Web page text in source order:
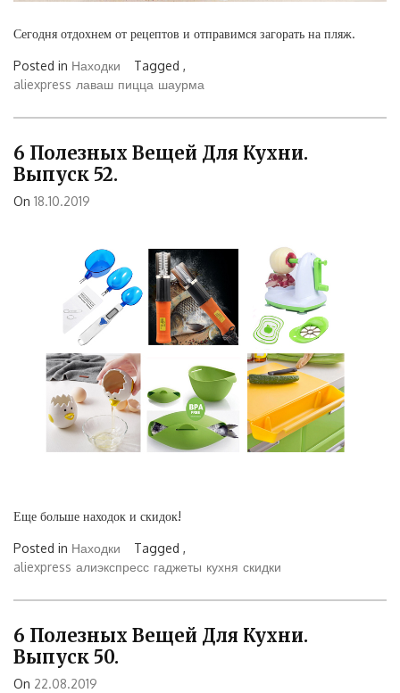
Сегодня отдохнем от рецептов и отправимся загорать на пляж.
Posted in Находки
Tagged ,
aliexpress лаваш пицца шаурма
6 Полезных Вещей Для Кухни.
Выпуск 52.
On 18.10.2019
Еще больше находок и скидок!
Posted in Находки
Tagged ,
aliexpress алиэкспресс гаджеты кухня скидки
6 Полезных Вещей Для Кухни.
Выпуск 50.
On 22.08.2019